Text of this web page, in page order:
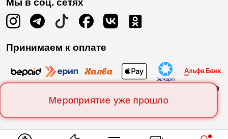
Мероприятие уже прошло
Мы в соц. сетях
Принимаем к оплате